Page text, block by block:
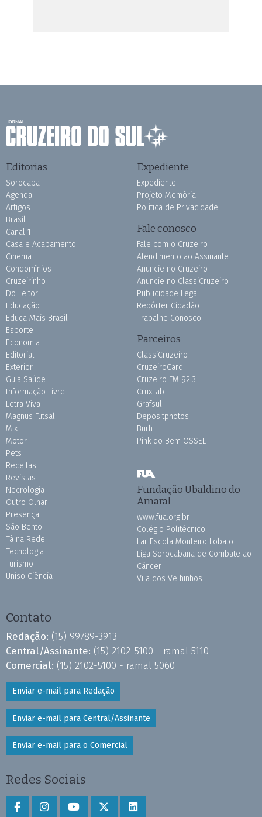
Editorias
Sorocaba
Agenda
Artigos
Brasil
Canal 1
Casa e Acabamento
Cinema
Condomínios
Cruzeirinho
Do Leitor
Educação
Educa Mais Brasil
Esporte
Economia
Editorial
Exterior
Guia Saúde
Informação Livre
Letra Viva
Magnus Futsal
Mix
Motor
Pets
Receitas
Revistas
Necrologia
Outro Olhar
Presença
São Bento
Tá na Rede
Tecnologia
Turismo
Uniso Ciência
Expediente
Expediente
Projeto Memória
Política de Privacidade
Fale conosco
Fale com o Cruzeiro
Atendimento ao Assinante
Anuncie no Cruzeiro
Anuncie no ClassiCruzeiro
Publicidade Legal
Repórter Cidadão
Trabalhe Conosco
Parceiros
ClassiCruzeiro
CruzeiroCard
Cruzeiro FM 92.3
CruxLab
Grafsul
Depositphotos
Burh
Pink do Bem OSSEL
Fundação Ubaldino do
Amaral
www.fua.org.br
Colégio Politécnico
Lar Escola Monteiro Lobato
Liga Sorocabana de Combate ao
Câncer
Vila dos Velhinhos
Contato
Redação: (15) 99789-3913
Central/Assinante: (15) 2102-5100 - ramal 5110
Comercial: (15) 2102-5100 - ramal 5060
Enviar e-mail para Redação
Enviar e-mail para Central/Assinante
Enviar e-mail para o Comercial
Redes Sociais